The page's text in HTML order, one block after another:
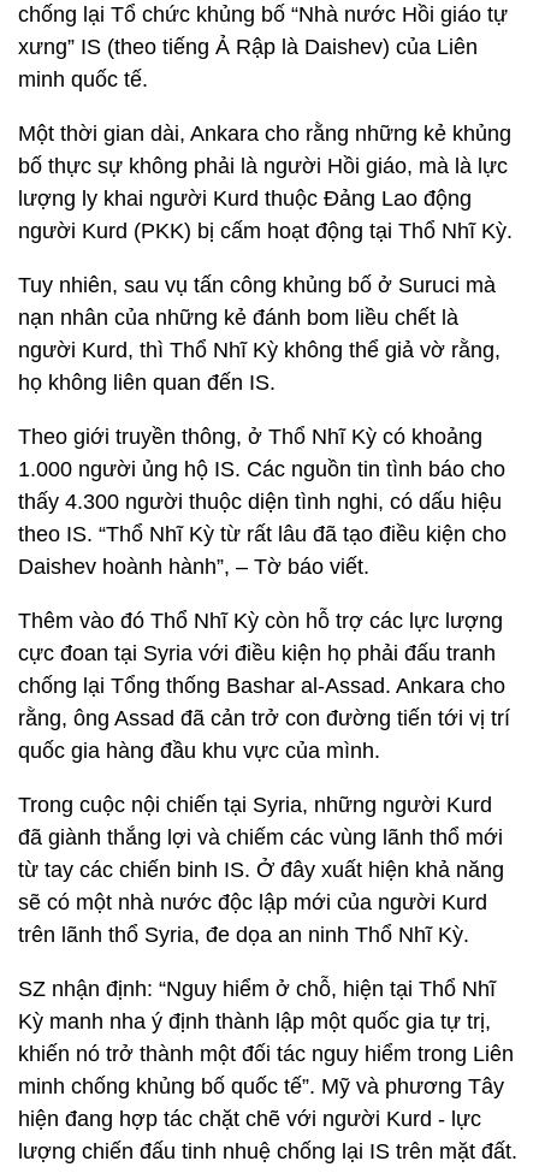
chống lại Tổ chức khủng bố “Nhà nước Hồi giáo tự
xưng” IS (theo tiếng Ả Rập là Daishev) của Liên
minh quốc tế.
Một thời gian dài, Ankara cho rằng những kẻ khủng
bố thực sự không phải là người Hồi giáo, mà là lực
lượng ly khai người Kurd thuộc Đảng Lao động
người Kurd (PKK) bị cấm hoạt động tại Thổ Nhĩ Kỳ.
Tuy nhiên, sau vụ tấn công khủng bố ở Suruci mà
nạn nhân của những kẻ đánh bom liều chết là
người Kurd, thì Thổ Nhĩ Kỳ không thể giả vờ rằng,
họ không liên quan đến IS.
Theo giới truyền thông, ở Thổ Nhĩ Kỳ có khoảng
1.000 người ủng hộ IS. Các nguồn tin tình báo cho
thấy 4.300 người thuộc diện tình nghi, có dấu hiệu
theo IS. “Thổ Nhĩ Kỳ từ rất lâu đã tạo điều kiện cho
Daishev hoành hành”, – Tờ báo viết.
Thêm vào đó Thổ Nhĩ Kỳ còn hỗ trợ các lực lượng
cực đoan tại Syria với điều kiện họ phải đấu tranh
chống lại Tổng thống Bashar al-Assad. Ankara cho
rằng, ông Assad đã cản trở con đường tiến tới vị trí
quốc gia hàng đầu khu vực của mình.
Trong cuộc nội chiến tại Syria, những người Kurd
đã giành thắng lợi và chiếm các vùng lãnh thổ mới
từ tay các chiến binh IS. Ở đây xuất hiện khả năng
sẽ có một nhà nước độc lập mới của người Kurd
trên lãnh thổ Syria, đe dọa an ninh Thổ Nhĩ Kỳ.
SZ nhận định: “Nguy hiểm ở chỗ, hiện tại Thổ Nhĩ
Kỳ manh nha ý định thành lập một quốc gia tự trị,
khiến nó trở thành một đối tác nguy hiểm trong Liên
minh chống khủng bố quốc tế”. Mỹ và phương Tây
hiện đang hợp tác chặt chẽ với người Kurd - lực
lượng chiến đấu tinh nhuệ chống lại IS trên mặt đất.